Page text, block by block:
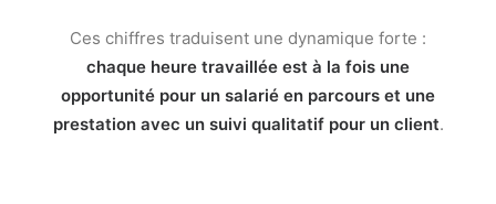
Ces chiffres traduisent une dynamique forte :
chaque heure travaillée est à la fois une
opportunité pour un salarié en parcours et une
prestation avec un suivi qualitatif pour un client.